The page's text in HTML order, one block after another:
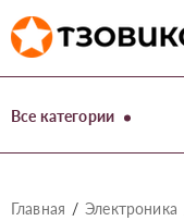
Все категории
Главная Электроника